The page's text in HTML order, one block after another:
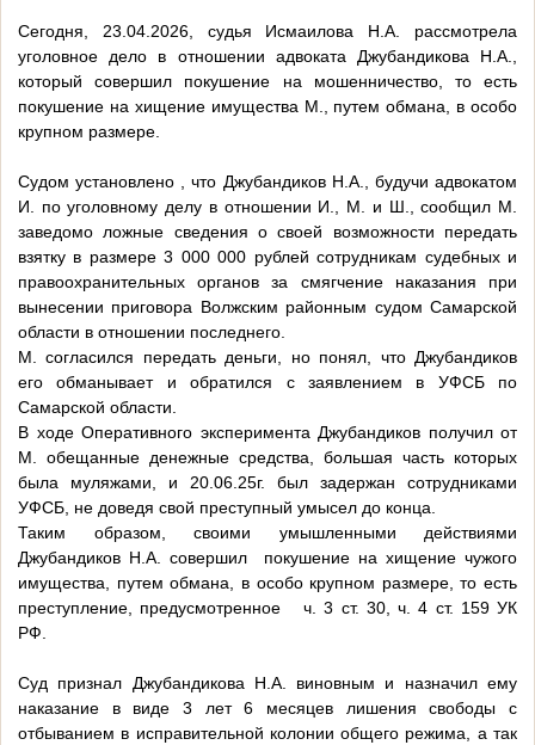
Сегодня, 23.04.2026, судья Исмаилова Н.А. рассмотрела
уголовное дело в отношении адвоката Джубандикова Н.А.,
который совершил покушение на мошенничество, то есть
покушение на хищение имущества М., путем обмана, в особо
крупном размере.
Судом установлено , что Джубандиков Н.А., будучи адвокатом
И. по уголовному делу в отношении И., М. и Ш., сообщил М.
заведомо ложные сведения о своей возможности передать
взятку в размере 3 000 000 рублей сотрудникам судебных и
правоохранительных органов за смягчение наказания при
вынесении приговора Волжским районным судом Самарской
области в отношении последнего.
М. согласился передать деньги, но понял, что Джубандиков
его обманывает и обратился с заявлением в УФСБ по
Самарской области.
В ходе Оперативного эксперимента Джубандиков получил от
М. обещанные денежные средства, большая часть которых
была муляжами, и 20.06.25г. был задержан сотрудниками
УФСБ, не доведя свой преступный умысел до конца.
Таким образом, своими умышленными действиями
Джубандиков Н.А. совершил покушение на хищение чужого
имущества, путем обмана, в особо крупном размере, то есть
преступление, предусмотренное ч. 3 ст. 30, ч. 4 ст. 159 УК
РФ.
Суд признал Джубандикова Н.А. виновным и назначил ему
наказание в виде 3 лет 6 месяцев лишения свободы с
отбыванием в исправительной колонии общего режима, а так